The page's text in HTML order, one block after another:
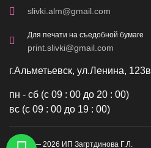
slivki.alm@gmail.com
Для печати на съедобной бумаге
print.slivki@gmail.com
г.Альметьевск, ул.Ленина, 123в
пн - сб (с 09 : 00 до 20 : 00)
вс (с 09 : 00 до 19 : 00)
©2019 — 2026 ИП Загртдинова Г.Л.